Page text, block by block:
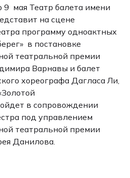
мая Театр балета имени
на сцене
программу одноактных
в постановке
театральной премии
Варнавы и балет
хореографа Дагласа Ли,
в сопровождении
под управлением
театральной премии
Данилова.